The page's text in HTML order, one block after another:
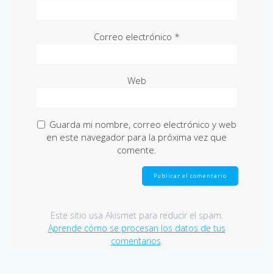
Correo electrónico *
Web
Guarda mi nombre, correo electrónico y web
en este navegador para la próxima vez que
comente.
Este sitio usa Akismet para reducir el spam.
Aprende cómo se procesan los datos de tus
comentarios.